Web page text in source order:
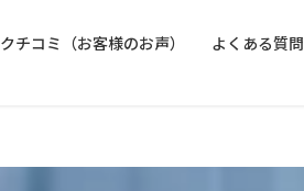
クチコミ（お客様のお声） よくある質問